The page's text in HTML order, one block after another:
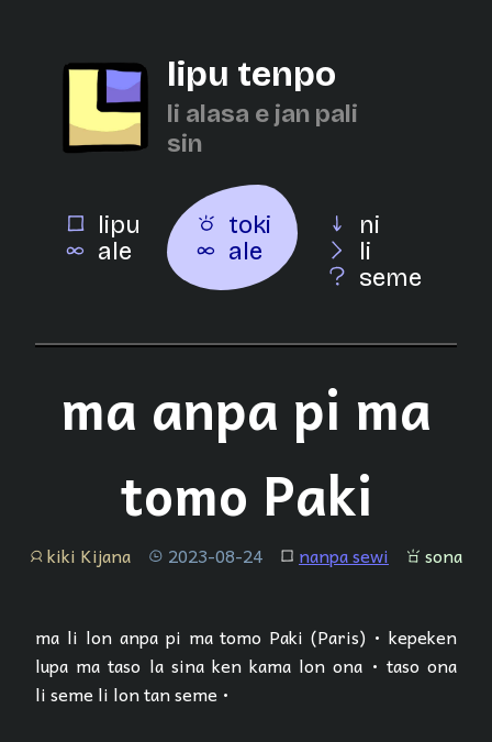
lipu tenpo
li alasa e jan pali
sin
lipu
ale
toki
ale
ni
li
seme
ma anpa pi ma
tomo Paki
jan kiki Kijana tenpo 2023-08-24 lipu nanpa sewi sona sona
ma li lon anpa pi ma tomo Paki (Paris) • kepeken
lupa ma taso la sina ken kama lon ona • taso ona
li seme li lon tan seme •